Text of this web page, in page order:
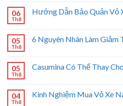
06
Th8
Hướng Dẫn Bảo Quản Vỏ
05
Th8
6 Nguyên Nhân Làm Giảm
05
Th8
Casumina Có Thể Thay
04
Th8
Kinh Nghiệm Mua Vỏ Xe